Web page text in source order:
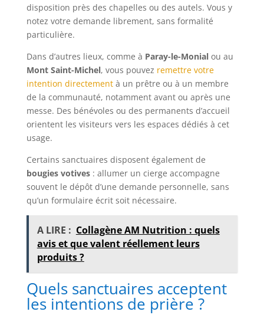
disposition près des chapelles ou des autels. Vous y
notez votre demande librement, sans formalité
particulière.
Dans d’autres lieux, comme à Paray-le-Monialou au
Mont Saint-Michel, vous pouvez remettre votre
intention directement à un prêtre ou à un membre
de la communauté, notamment avant ou après une
messe. Des bénévoles ou des permanents d’accueil
orientent les visiteurs vers les espaces dédiés à cet
usage.
Certains sanctuaires disposent également de
bougies votives: allumer un cierge accompagne
souvent le dépôt d’une demande personnelle, sans
qu’un formulaire écrit soit nécessaire.
A LIRE : Collagène AM Nutrition : quels
avis et que valent réellement leurs
produits ?
Quels sanctuaires acceptent
les intentions de prière ?